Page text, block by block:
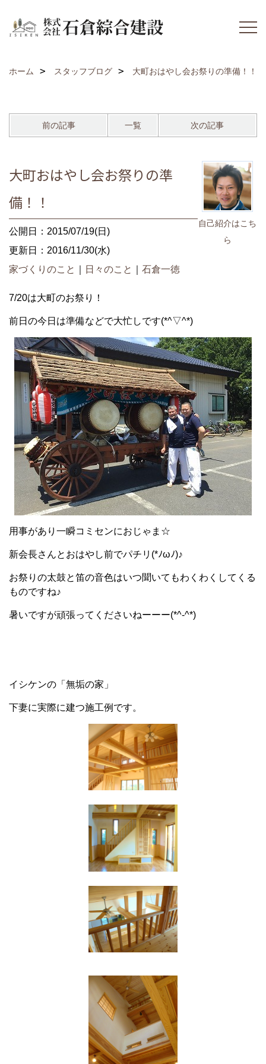
ホーム スタッフブログ 大町おはやし会お祭りの準備！！
前の記事 一覧 次の記事
自己紹介はこち
ら
大町おはやし会お祭りの準
備！！
公開日：2015/07/19(日)
更新日：2016/11/30(水)
家づくりのこと
日々のこと 石倉一徳
7/20は大町のお祭り！
前日の今日は準備などで大忙しです(*^▽^*)
用事があり一瞬コミセンにおじゃま☆
新会長さんとおはやし前でパチリ(*ﾉωﾉ)♪
お祭りの太鼓と笛の音色はいつ聞いてもわくわくしてくる
ものですね♪
暑いですが頑張ってくださいねーーー(*^-^*)
イシケンの「無垢の家」
下妻に実際に建つ施工例です。